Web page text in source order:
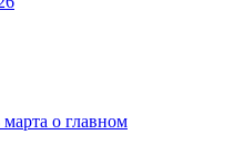
о главном